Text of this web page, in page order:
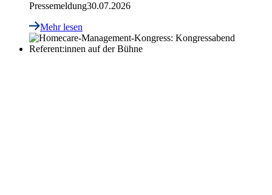
Pressemeldung30.07.2026
Mehr lesen